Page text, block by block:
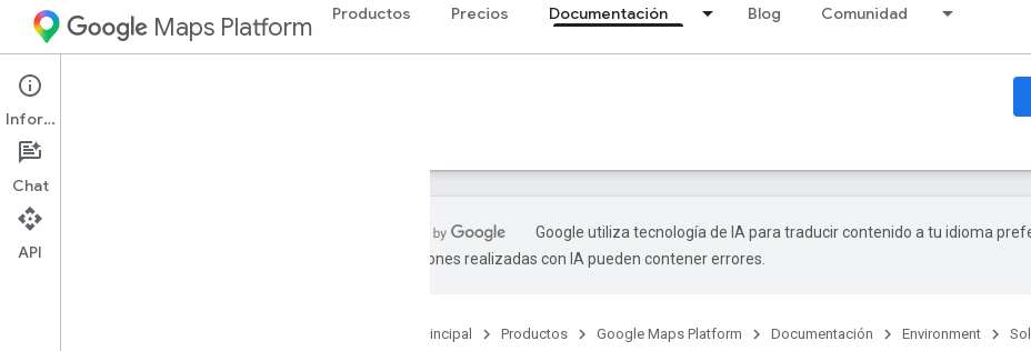
Maps Platform Productos Precios Documentación Blog Comunidad
Environment
Guías
Google utiliza tecnología de IA para traducir contenido a tu idioma
traducciones realizadas con IA pueden contener errores.
Página principal Productos Google Maps Platform Documentación Environment
Información
Chat
API